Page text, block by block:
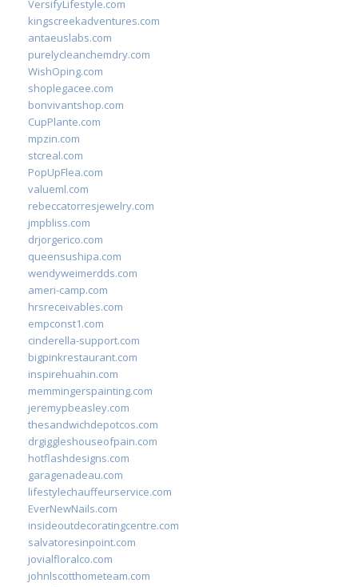
VersifyLifestyle.com
kingscreekadventures.com
antaeuslabs.com
purelycleanchemdry.com
WishOping.com
shoplegacee.com
bonvivantshop.com
CupPlante.com
mpzin.com
stcreal.com
PopUpFlea.com
valueml.com
rebeccatorresjewelry.com
jmpbliss.com
drjorgerico.com
queensushipa.com
wendyweimerdds.com
ameri-camp.com
hrsreceivables.com
empconst1.com
cinderella-support.com
bigpinkrestaurant.com
inspirehuahin.com
memmingerspainting.com
jeremypbeasley.com
thesandwichdepotcos.com
drgiggleshouseofpain.com
hotflashdesigns.com
garagenadeau.com
lifestylechauffeurservice.com
EverNewNails.com
insideoutdecoratingcentre.com
salvatoresinpoint.com
jovialfloralco.com
johnlscotthometeam.com